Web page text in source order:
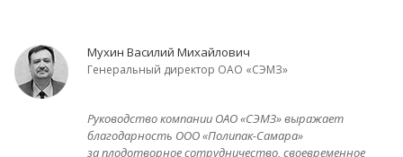
Мухин Василий Михайлович
Генеральный директор ОАО «СЭМЗ»
Руководство компании ОАО «СЭМЗ» выражает
благодарность ООО «Полипак-Самара»
за плодотворное сотрудничество, своевременное